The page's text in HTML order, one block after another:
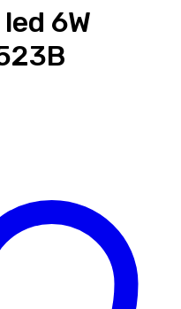
6W